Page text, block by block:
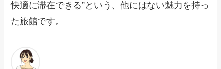
快適に滞在できる”という、他にはない魅力を持っ
た旅館です。